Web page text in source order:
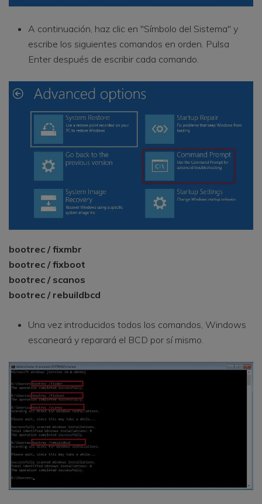
A continuación, haz clic en "Símbolo del Sistema" y
escribe los siguientes comandos en orden. Pulsa
Enter después de escribir cada comando.
bootrec / fixmbr
bootrec / fixboot
bootrec / scanos
bootrec / rebuildbcd
Una vez introducidos todos los comandos, Windows
escaneará y reparará el BCD por sí mismo.